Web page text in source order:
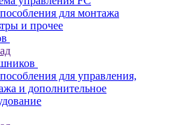
для монтажа
и прочее
для управления,
и дополнительное